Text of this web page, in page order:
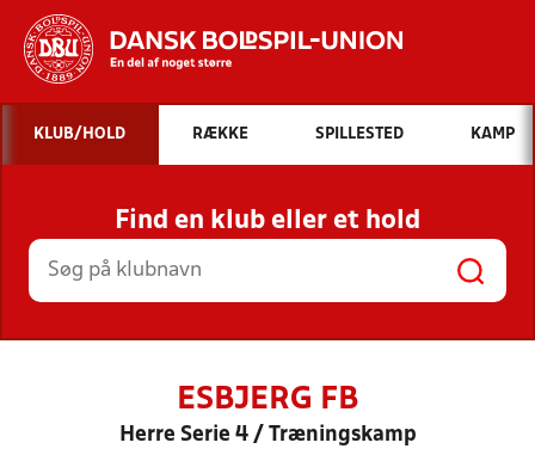
Hvad vil du søge efter?
INDHOLD OG NYHEDER
STILLINGER, RESULTATER, KLUBBER OG
HOLD
KLUB/HOLD RÆKKE SPILLESTED KAMP
Find en klub eller et hold
ESBJERG FB
Herre Serie 4 / Træningskamp